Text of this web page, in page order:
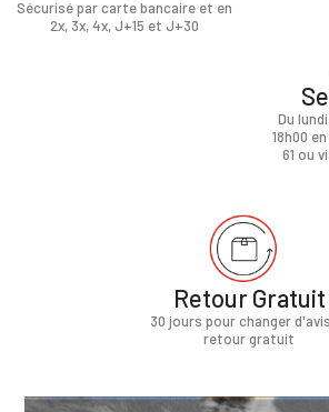
Sécurisé par carte bancaire et en
2x, 3x, 4x, J+15 et J+30
Du
18h00
61 ou
Retour Gratuit
30 jours pour changer
retour gratuit